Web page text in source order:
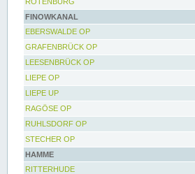
FINOWKANAL
EBERSWALDE OP
GRAFENBRÜCK OP
LEESENBRÜCK OP
LIEPE OP
LIEPE UP
RAGÖSE OP
RUHLSDORF OP
STECHER OP
HAMME
RITTERHUDE